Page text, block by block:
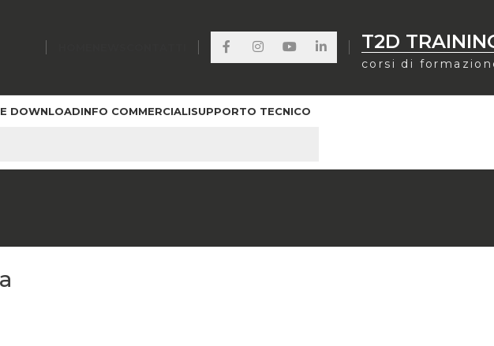
T2D
corsi di
DOWNLOADINFO COMMERCIALISUPPORTO TECNICO